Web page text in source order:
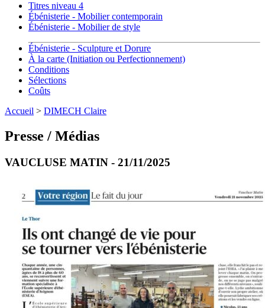
Titres niveau 4
Ébénisterie - Mobilier contemporain
Ébénisterie - Mobilier de style
Ébénisterie - Sculpture et Dorure
À la carte (Initiation ou Perfectionnement)
Conditions
Sélections
Coûts
Accueil > DIMECH Claire
Presse / Médias
VAUCLUSE MATIN - 21/11/2025